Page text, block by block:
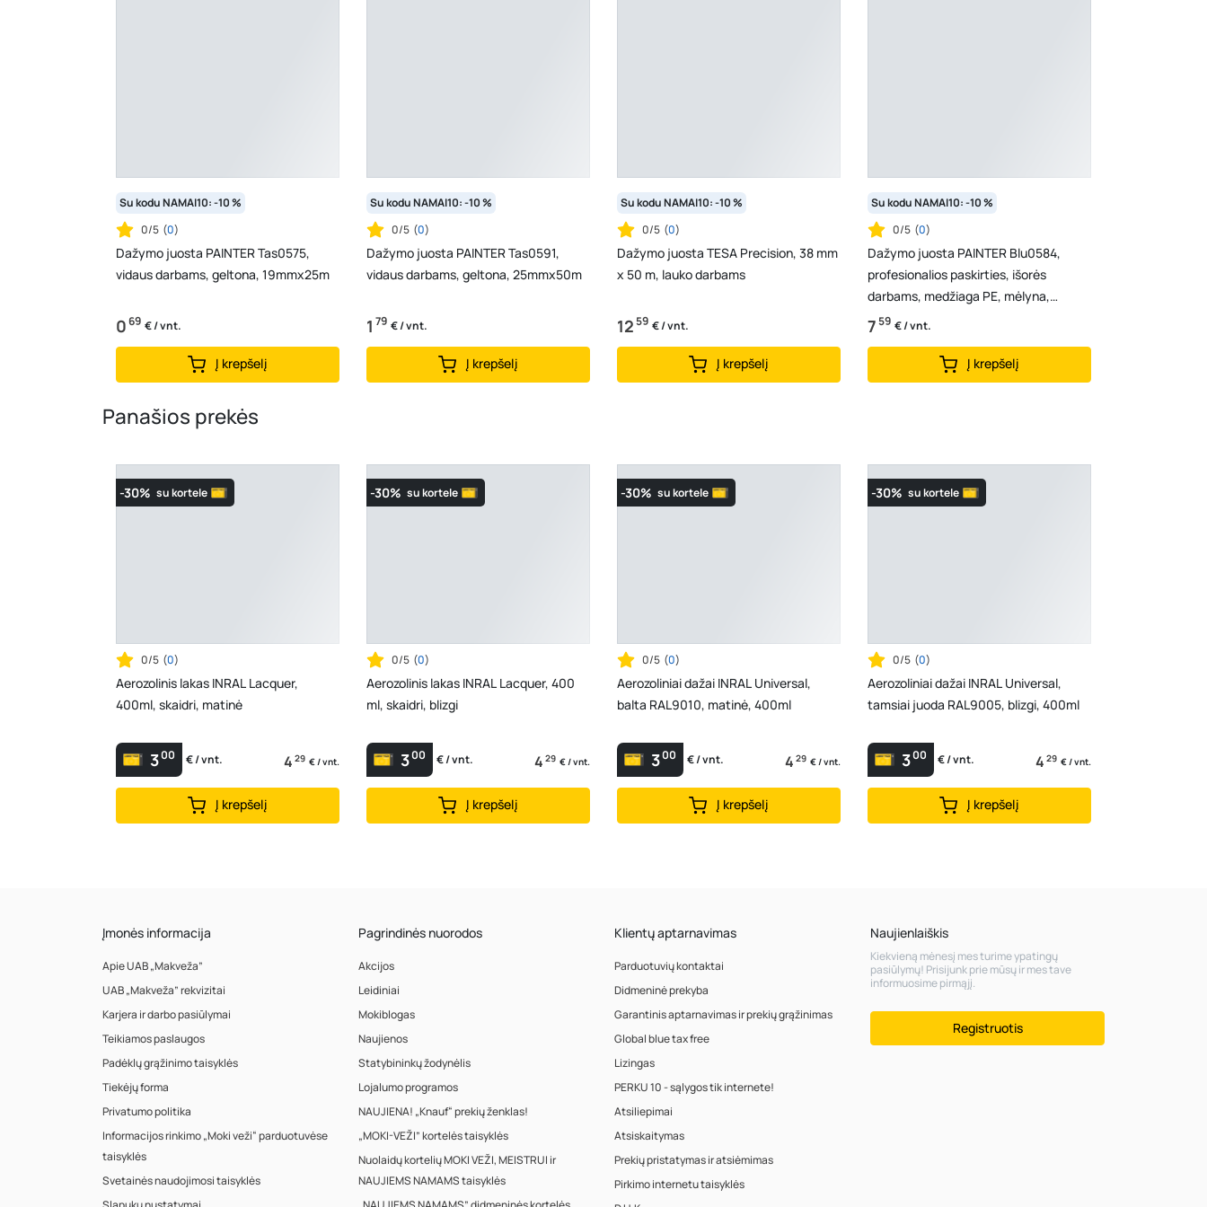
Su kodu NAMAI10: -10 %
0/5 (0)
Dažymo juosta PAINTER Tas0575,
vidaus darbams, geltona, 19mmx25m
069 € / vnt.
Į krepšelį
Su kodu NAMAI10: -10 %
0/5 (0)
Dažymo juosta PAINTER Tas0591,
vidaus darbams, geltona, 25mmx50m
1 79 € / vnt.
Į krepšelį
Su kodu NAMAI10: -10 %
0/5 (0)
Dažymo juosta TESA Precision, 38 mm
x 50 m, lauko darbams
1259 € / vnt.
Į krepšelį
Su kodu NAMAI10: -10 %
0/5 (0)
Dažymo juosta PAINTER Blu0584,
profesionalios paskirties, išorės
darbams, medžiaga PE, mėlyna,
48mmx50m
759 € / vnt.
Į krepšelį
Panašios prekės
-30% su kortele
0/5 (0)
Aerozolinis lakas INRAL Lacquer,
400ml, skaidri, matinė
300 € / vnt. 4 29 € / vnt.
Į krepšelį
-30% su kortele
0/5 (0)
Aerozolinis lakas INRAL Lacquer, 400
ml, skaidri, blizgi
300 € / vnt. 4 29 € / vnt.
Į krepšelį
-30% su kortele
0/5 (0)
Aerozoliniai dažai INRAL Universal,
balta RAL9010, matinė, 400ml
300 € / vnt. 4 29 € / vnt.
Į krepšelį
-30% su kortele
0/5 (0)
Aerozoliniai dažai INRAL Universal,
tamsiai juoda RAL9005, blizgi, 400ml
300 € / vnt. 4 29 € / vnt.
Į krepšelį
Įmonės informacija
Apie UAB „Makveža”
UAB „Makveža” rekvizitai
Karjera ir darbo pasiūlymai
Teikiamos paslaugos
Padėklų grąžinimo taisyklės
Tiekėjų forma
Privatumo politika
Informacijos rinkimo „Moki veži“ parduotuvėse
taisyklės
Svetainės naudojimosi taisyklės
Pagrindinės nuorodos
Akcijos
Leidiniai
Mokiblogas
Naujienos
Statybininkų žodynėlis
Lojalumo programos
NAUJIENA! „Knauf“ prekių ženklas!
„MOKI-VEŽI” kortelės taisyklės
Nuolaidų kortelių MOKI VEŽI, MEISTRUI ir
NAUJIEMS NAMAMS taisyklės
Klientų aptarnavimas
Parduotuvių kontaktai
Didmeninė prekyba
Garantinis aptarnavimas ir prekių grąžinimas
Global blue tax free
Lizingas
PERKU 10 - sąlygos tik internete!
Atsiliepimai
Atsiskaitymas
Prekių pristatymas ir atsiėmimas
Pirkimo internetu taisyklės
Naujienlaiškis
Kiekvieną mėnesį mes turime ypatingų
pasiūlymų! Prisijunk prie mūsų ir mes tave
informuosime pirmąjį.
Registruotis